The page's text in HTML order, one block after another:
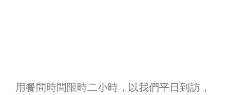
用餐間時間限時二小時，以我們平日到訪，